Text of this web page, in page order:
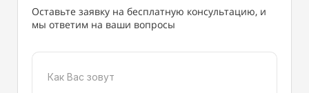
Оставьте заявку на бесплатную консультацию, и
мы ответим на ваши вопросы